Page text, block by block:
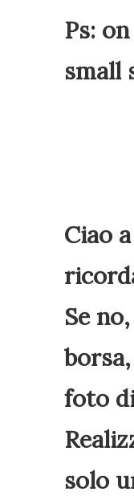
Ps:
small
Ciao
Se
foto
solo